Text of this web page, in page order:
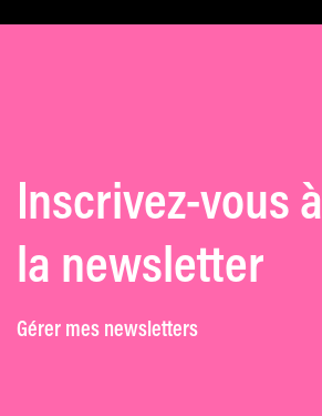
Inscrivez-vous à
la newsletter
Gérer mes newsletters